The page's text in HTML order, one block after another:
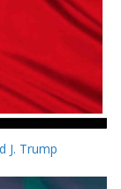
J. Trump